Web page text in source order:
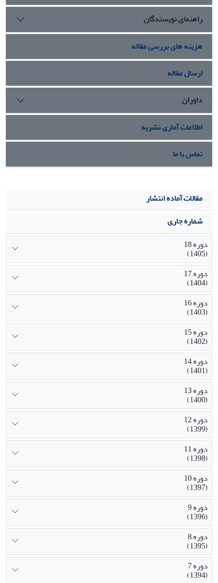
راهنمای نویسندگان
هزینه های بررسی مقاله
ارسال مقاله
داوران
اطلاعات آماری نشریه
تماس با ما
مقالات آماده انتشار
شماره جاری
دوره 18
(1405)
دوره 17
(1404)
دوره 16
(1403)
دوره 15
(1402)
دوره 14
(1401)
دوره 13
(1400)
دوره 12
(1399)
دوره 11
(1398)
دوره 10
(1397)
دوره 9
(1396)
دوره 8
(1395)
دوره 7
(1394)